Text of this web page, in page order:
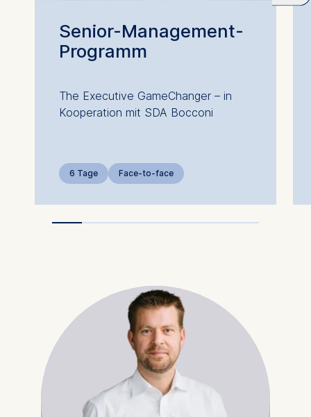
Senior-Management-
Programm
The Executive GameChanger – in
Kooperation mit SDA Bocconi
6 Tage Face-to-face